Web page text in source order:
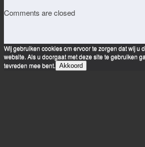
Comments are closed
Wij gebruiken cookies om ervoor te zorgen dat wij u
website. Als u doorgaat met deze site te gebruiken
tevreden mee bent. Akkoord